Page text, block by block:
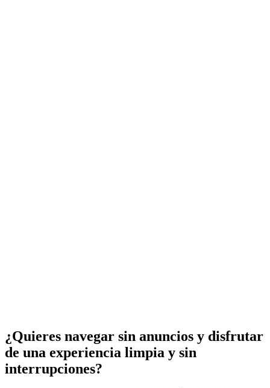
¿Quieres navegar sin anuncios y disfrutar
de una experiencia limpia y sin
interrupciones?